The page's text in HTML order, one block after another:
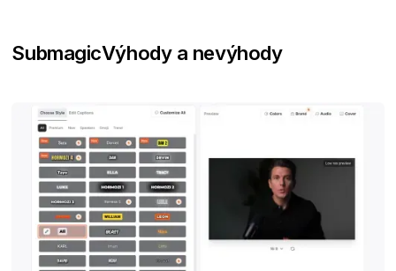
SubmagicVýhody a nevýhody